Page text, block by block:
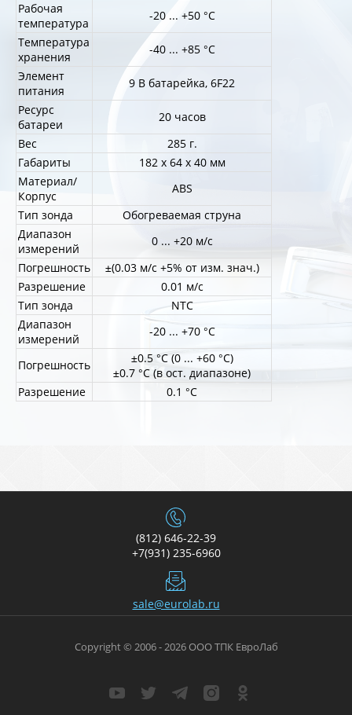
Рабочая
температура
-20 ... +50 °C
Температура
хранения
-40 ... +85 °C
Элемент
питания
9 В батарейка, 6F22
Ресурс
батареи
20 часов
Вес
285 г.
Габариты
182 x 64 x 40 мм
Материал/
Корпус
ABS
Тип зонда
Обогреваемая струна
Диапазон
измерений
0 ... +20 м/с
Погрешность
±(0.03 м/с +5% от изм. знач.)
Разрешение
0.01 м/с
Тип зонда
NTC
Диапазон
измерений
-20 ... +70 °C
Погрешность
±0.5 °C (0 ... +60 °C)
±0.7 °C (в ост. диапазоне)
Разрешение
0.1 °C
(812) 646-22-39
+7(931) 235-6960
sale@eurolab.ru
Copyright © 2006 - 2026 ООО ТПК ЕвроЛаб